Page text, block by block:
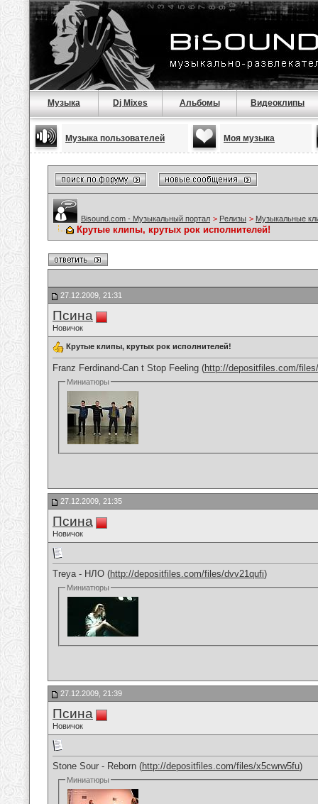
Музыка Dj Mixes Альбомы Видеоклипы
Музыка пользователей Моя музыка
Bisound.com - Музыкальный портал > Релизы > Музыкальные
Крутые клипы, крутых рок исполнителей!
27.12.2009, 21:31
Псина
Новичок
Крутые клипы, крутых рок исполнителей!
Franz Ferdinand-Can t Stop Feeling (http://depositfiles.com/
Миниатюры
27.12.2009, 21:35
Псина
Новичок
Treya - НЛО (http://depositfiles.com/files/dvv21qufi)
Миниатюры
27.12.2009, 21:39
Псина
Новичок
Stone Sour - Reborn (http://depositfiles.com/files/x5cwrw5fu)
Миниатюры